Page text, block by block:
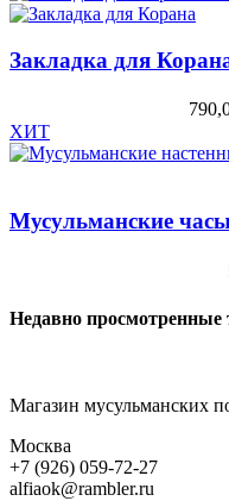
Закладка для
ХИТ
Мусульманские
Недавно просмотренные
Магазин мусульманских
Москва
+7 (926) 059-72-27
alfiaok@rambler.ru